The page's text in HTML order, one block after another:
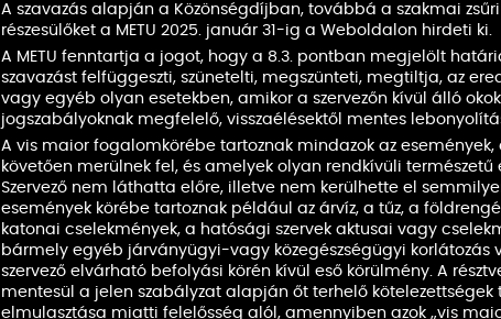
A szavazás alapján a Közönségdíjban, továbbá a szakmai
részesülőket a METU 2025. január 31-ig a Weboldalon hirdeti ki.
A METU fenntartja a jogot, hogy a 8.3. pontban megjelölt
szavazást felfüggeszti, szünetelti, megszünteti, megtiltja, az
vagy egyéb olyan esetekben, amikor a szervezőn kívül álló
jogszabályoknak megfelelő, visszaélésektől mentes
A vis maior fogalomkörébe tartoznak mindazok az
követően merülnek fel, és amelyek olyan rendkívüli természetű
Szervező nem láthatta előre, illetve nem kerülhette el
események körébe tartoznak például az árvíz, a tűz, a
katonai cselekmények, a hatósági szervek aktusai vagy
bármely egyéb járványügyi-vagy közegészségügyi korlátozás
szervező elvárható befolyási körén kívül eső körülmény. A
mentesül a jelen szabályzat alapján őt terhelő kötelezettségek
elmulasztása miatti felelősség alól, amennyiben azok „vis